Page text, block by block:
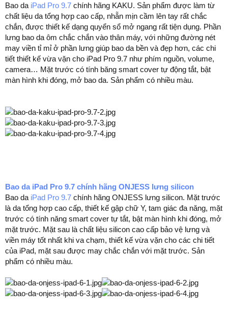
Bao da iPad Pro 9.7 chính hãng KAKU. Sản phẩm được làm từ
chất liệu da tổng hợp cao cấp, nhẵn mịn cầm lên tay rất chắc
chắn, được thiết kế dạng quyển sổ mở ngang rất tiện dụng. Phần
lưng bao da ôm chắc chắn vào thân máy, với những đường nét
may viền tỉ mỉ ở phần lưng giúp bao da bền và đẹp hơn, các chi
tiết thiết kế vừa vặn cho iPad Pro 9.7 như phím nguồn, volume,
camera… Mặt trước có tính băng smart cover tự động tắt, bật
màn hình khi đóng, mở bao da. Sản phẩm có nhiều màu.
Bao da iPad Pro 9.7 chính hãng ONJESS lưng silicon
Bao da iPad Pro 9.7 chính hãng ONJESS lưng silicon. Mặt trước
là da tổng hợp cao cấp, thiết kế gập chữ Y, tam giác đa năng, mặt
trước có tính năng smart cover tự tắt, bật màn hình khi đóng, mở
mặt trước. Mặt sau là chất liệu silicon cao cấp bảo vệ lưng và
viền máy tốt nhất khi va chạm, thiết kế vừa vặn cho các chi tiết
của iPad, mặt sau được may chắc chắn với mặt trước. Sản
phẩm có nhiều màu.